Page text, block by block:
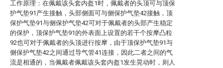
工作原理：在佩戴该头套内盔1时，佩戴者的头顶可与顶保
护气垫91产生接触，头部侧面可与侧保护气垫42接触，顶
保护气垫91与侧保护气垫42可对于佩戴者的头部产生稳定
的保护，顶保护气垫91的外表面上设置的若干个按摩凸粒
92也可对于佩戴者的头顶进行按摩，由于顶保护气垫91与
侧保护气垫42之间通过导气管41连接，因此二者之间的气
流是相通的，当佩戴者佩戴该头套内盔1发生晃动时，则人